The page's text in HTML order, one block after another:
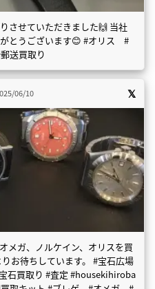
させていただきました🙌 当社
とうございます😊 #オリス #
送買取り
06/10
メガ、ノルケイン、オリスを買
お待ちしています。 #宝石広場
石買取り #査定 #housekihiroba